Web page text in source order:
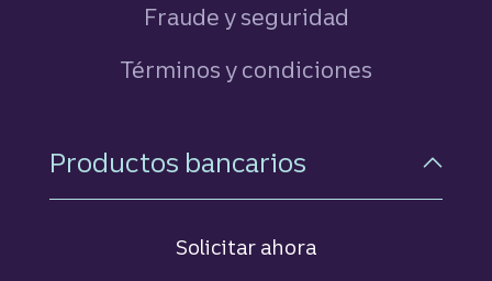
Abrir cuenta
Solicitar ahoralas tarjetas de crédito
Fraude y seguridad
Términos y condiciones
Navegación a pie de
Productos bancarios